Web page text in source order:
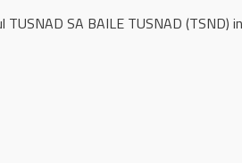
SA BAILE TUSNAD (TSND)